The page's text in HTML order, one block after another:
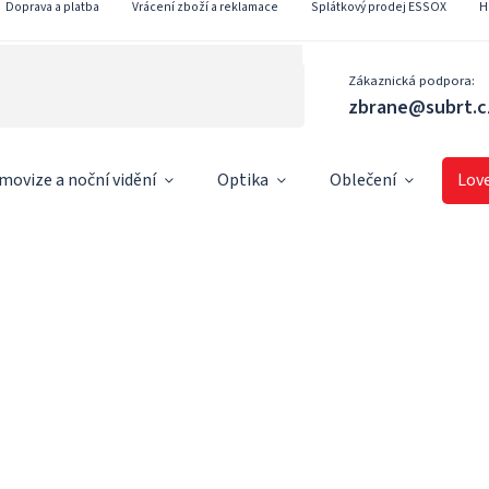
Doprava a platba Vrácení zboží a reklamace Splátkový prodej ESSOX
Zákaznická podpora:
a noční vidění Optika Oblečení